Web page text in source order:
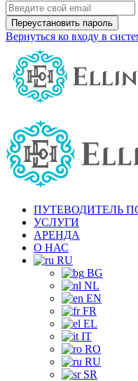
Переустановить пароль
Вернуться ко входу в
ПУТЕВОДИТЕЛЬ
УСЛУГИ
АРЕНДА
О НАС
RU
BG
NL
EN
FR
EL
IT
RO
RU
SR